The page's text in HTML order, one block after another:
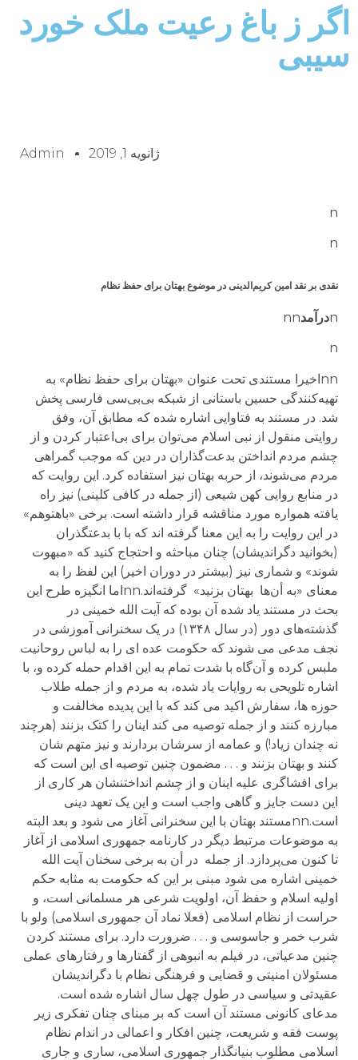
اگر ز باغ رعیت ملک خورد
سیبی
ژانویه 1, 2019 Admin
n
n
نقدی بر نقد امین کریم‌الدینی در موضوع بهتان برای حفظ نظام
nدرآمدnn
n
nnاخیرا مستندی تحت عنوان «بهتان برای حفظ نظام» به
تهیه‌کنندگی حسین باستانی از شبکه بی‌بی‌سی فارسی پخش
شد. در مستند به فتاوایی اشاره شده که مطابق آن، وفق
روایتی منقول از نبی اسلام می‌توان برای بی‌اعتبار کردن و از
چشم مردم انداختن بدعت‌گذاران در دین که موجب گمراهی
مردم می‌شوند، از حربه بهتان نیز استفاده کرد. این روایت که
در منابع روایی کهن شیعی (از جمله در کافی کلینی) نیز راه
یافته همواره مورد مناقشه قرار داشته است. برخی «باهتوهم»
در این روایت را به این معنا گرفته اند که با با بدعتگذران
(بخوانید دگراندیشان) چنان مباحثه و احتجاج کنید که «مبهوت
شوند» و شماری نیز (بیشتر در دوران اخیر) این لفظ را به
معنای «به أن‌ها بهتان بزنید» گرفته‌اند.nnاما انگیزه طرح این
بحث در مستند یاد شده آن بوده که آیت الله خمینی در
گذشته‌های دور (در سال ۱۳۴۸) در یک سخنرانی آموزشی در
نجف مدعی می شوند که حکومت عده ای را به لباس روحانیت
ملبس کرده و آن‌گاه با شدت تمام به این اقدام حمله کرده و، با
اشاره تلویحی به روایات یاد شده، به مردم و از جمله طلاب
حوزه ها، سفارش اکید می کند که با این پدیده مخالفت و
مبارزه کنند و از جمله توصیه می کند اینان را کتک بزنند (هرچند
نه چندان زیاد!) و عمامه از سرشان بردارند و نیز متهم شان
کنند و بهتان بزنند و . . . مضمون چنین توصیه ای این است که
برای افشاگری علیه اینان و از چشم انداختنشان هر کاری از
این دست جایز و گاهی واجب است و این یک تعهد دینی
است.nnمستند بهتان با این سخنرانی آغاز می شود و بعد البته
به موضوعات مرتبط دیگر در کارنامه جمهوری اسلامی از آغاز
تا کنون می‌پردازد. از جمله در أن به برخی سخنان آیت الله
خمینی اشاره می شود مبنی بر این که حکومت به مثابه حکم
اولیه اسلام و حفظ آن، اولویت شرعی هر مسلمانی است، و
حراست از نظام اسلامی (فعلا نماد آن جمهوری اسلامی) ولو با
شرب خمر و جاسوسی و . . . ضرورت دارد. برای مستند کردن
چنین مدعیاتی، در فیلم به انبوهی از گفتارها و رفتارهای عملی
مسئولان امنیتی و قضایی و فرهنگی نظام با دگراندیشان
عقیدتی و سیاسی در طول چهل سال اشاره شده است.
مدعای کانونی مستند آن است که بر مبنای چنان تفکری زیر
پوست فقه و شریعت، چنین افکار و اعمالی در اندام نظام
اسلامی مطلوب بنیانگذار جمهوری اسلامی، ساری و جاری